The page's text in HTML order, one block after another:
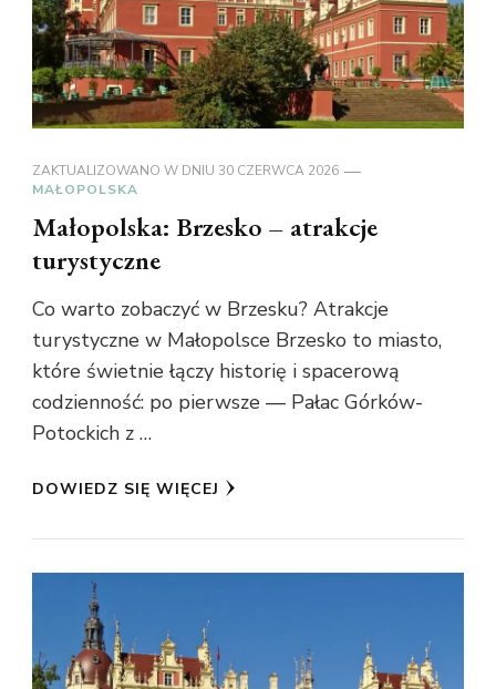
ZAKTUALIZOWANO W DNIU 30 CZERWCA 2026
MAŁOPOLSKA
Małopolska: Brzesko – atrakcje
turystyczne
Co warto zobaczyć w Brzesku? Atrakcje
turystyczne w Małopolsce Brzesko to miasto,
które świetnie łączy historię i spacerową
codzienność: po pierwsze — Pałac Górków-
Potockich z …
DOWIEDZ SIĘ WIĘCEJ